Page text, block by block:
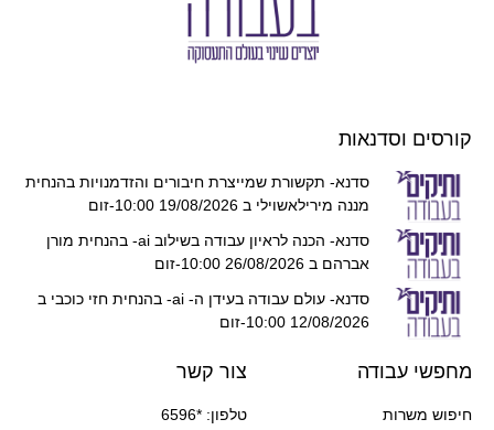
קורסים וסדנאות
סדנא- תקשורת שמייצרת חיבורים והזדמנויות בהנחית
מננה מירילאשוילי ב 19/08/2026 10:00-זום
סדנא- הכנה לראיון עבודה בשילוב ai- בהנחית מורן
אברהם ב 26/08/2026 10:00-זום
סדנא- עולם עבודה בעידן ה- ai- בהנחית חזי כוכבי ב
12/08/2026 10:00-זום
מחפשי עבודה
חיפוש משרות
צור קשר
טלפון: *6596